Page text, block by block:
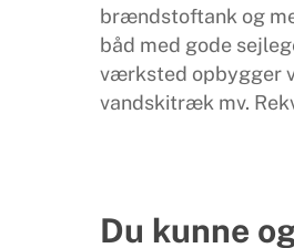
brændstoftank og
båd med gode
værksted opbygger
vandskitræk mv.
Du kunne